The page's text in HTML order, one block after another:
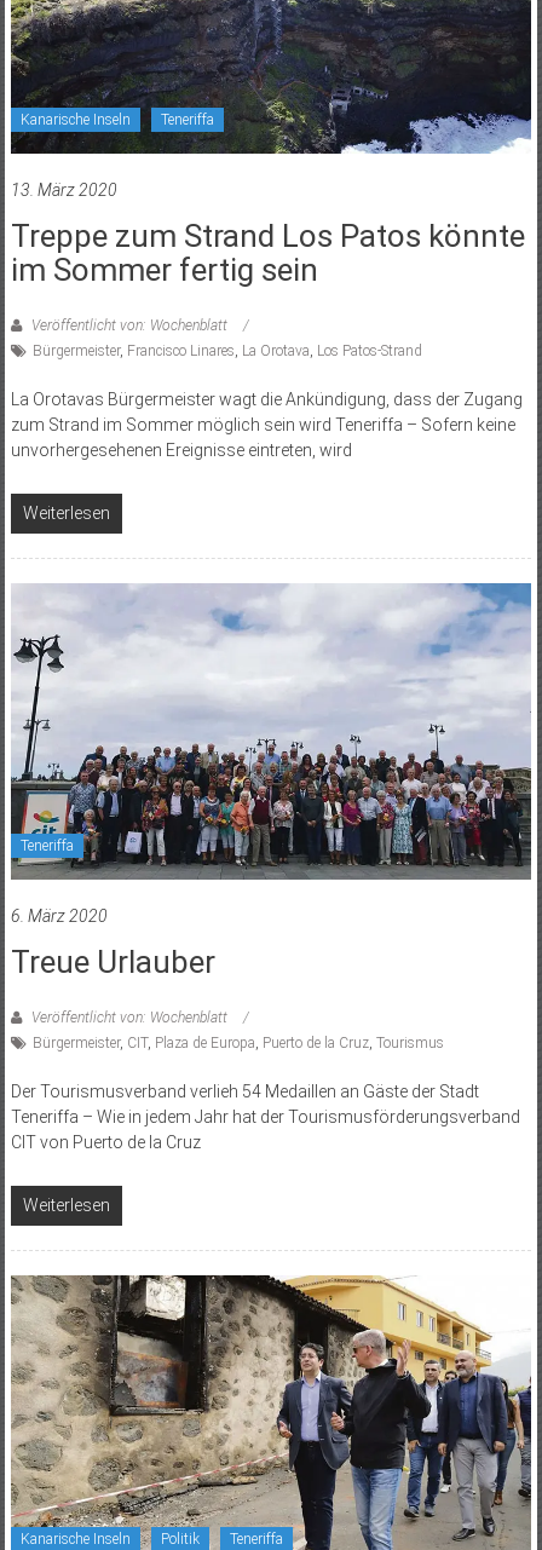
Kanarische Inseln Teneriffa
13. März 2020
Treppe zum Strand Los Patos könnte
im Sommer fertig sein
Veröffentlicht von: Wochenblatt
Bürgermeister, Francisco Linares La Orotava Los Patos-Strand
La Orotavas Bürgermeister wagt die Ankündigung, dass der Zugang
zum Strand im Sommer möglich sein wird Teneriffa – Sofern keine
unvorhergesehenen Ereignisse eintreten, wird
Weiterlesen
Teneriffa
6. März 2020
Treue Urlauber
Veröffentlicht von: Wochenblatt
Bürgermeister, CIT, Plaza de Europa, Puerto de la Cruz, Tourismus
Der Tourismusverband verlieh 54 Medaillen an Gäste der Stadt
Teneriffa – Wie in jedem Jahr hat der Tourismusförderungsverband
CIT von Puerto de la Cruz
Weiterlesen
Kanarische Inseln Politik Teneriffa